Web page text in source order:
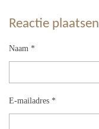
Reactie plaatsen
Naam *
E-mailadres *